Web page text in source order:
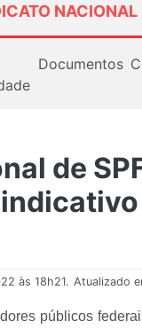
NACIONAL
Documentos
de
às 18h21. Atualizado
públicos